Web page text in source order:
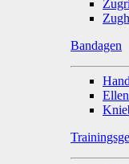
Bandagen